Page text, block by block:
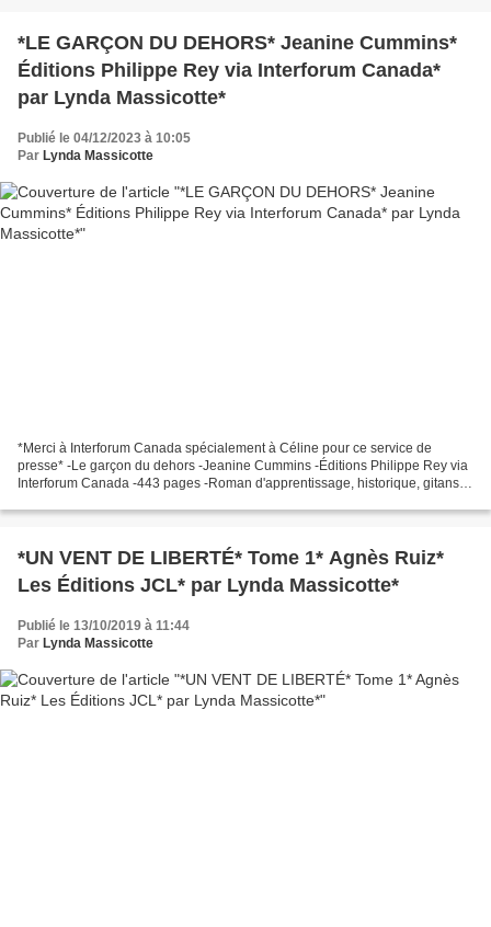
*LE GARÇON DU DEHORS* Jeanine Cummins*
Éditions Philippe Rey via Interforum Canada*
par Lynda Massicotte*
Publié le 04/12/2023 à 10:05
Par Lynda Massicotte
*Merci à Interforum Canada spécialement à Céline pour ce service de
presse* -Le garçon du dehors -Jeanine Cummins -Éditions Philippe Rey via
Interforum Canada -443 pages -Roman d'apprentissage, historique, gitans,
*UN VENT DE LIBERTÉ* Tome 1* Agnès Ruiz*
Les Éditions JCL* par Lynda Massicotte*
Publié le 13/10/2019 à 11:44
Par Lynda Massicotte